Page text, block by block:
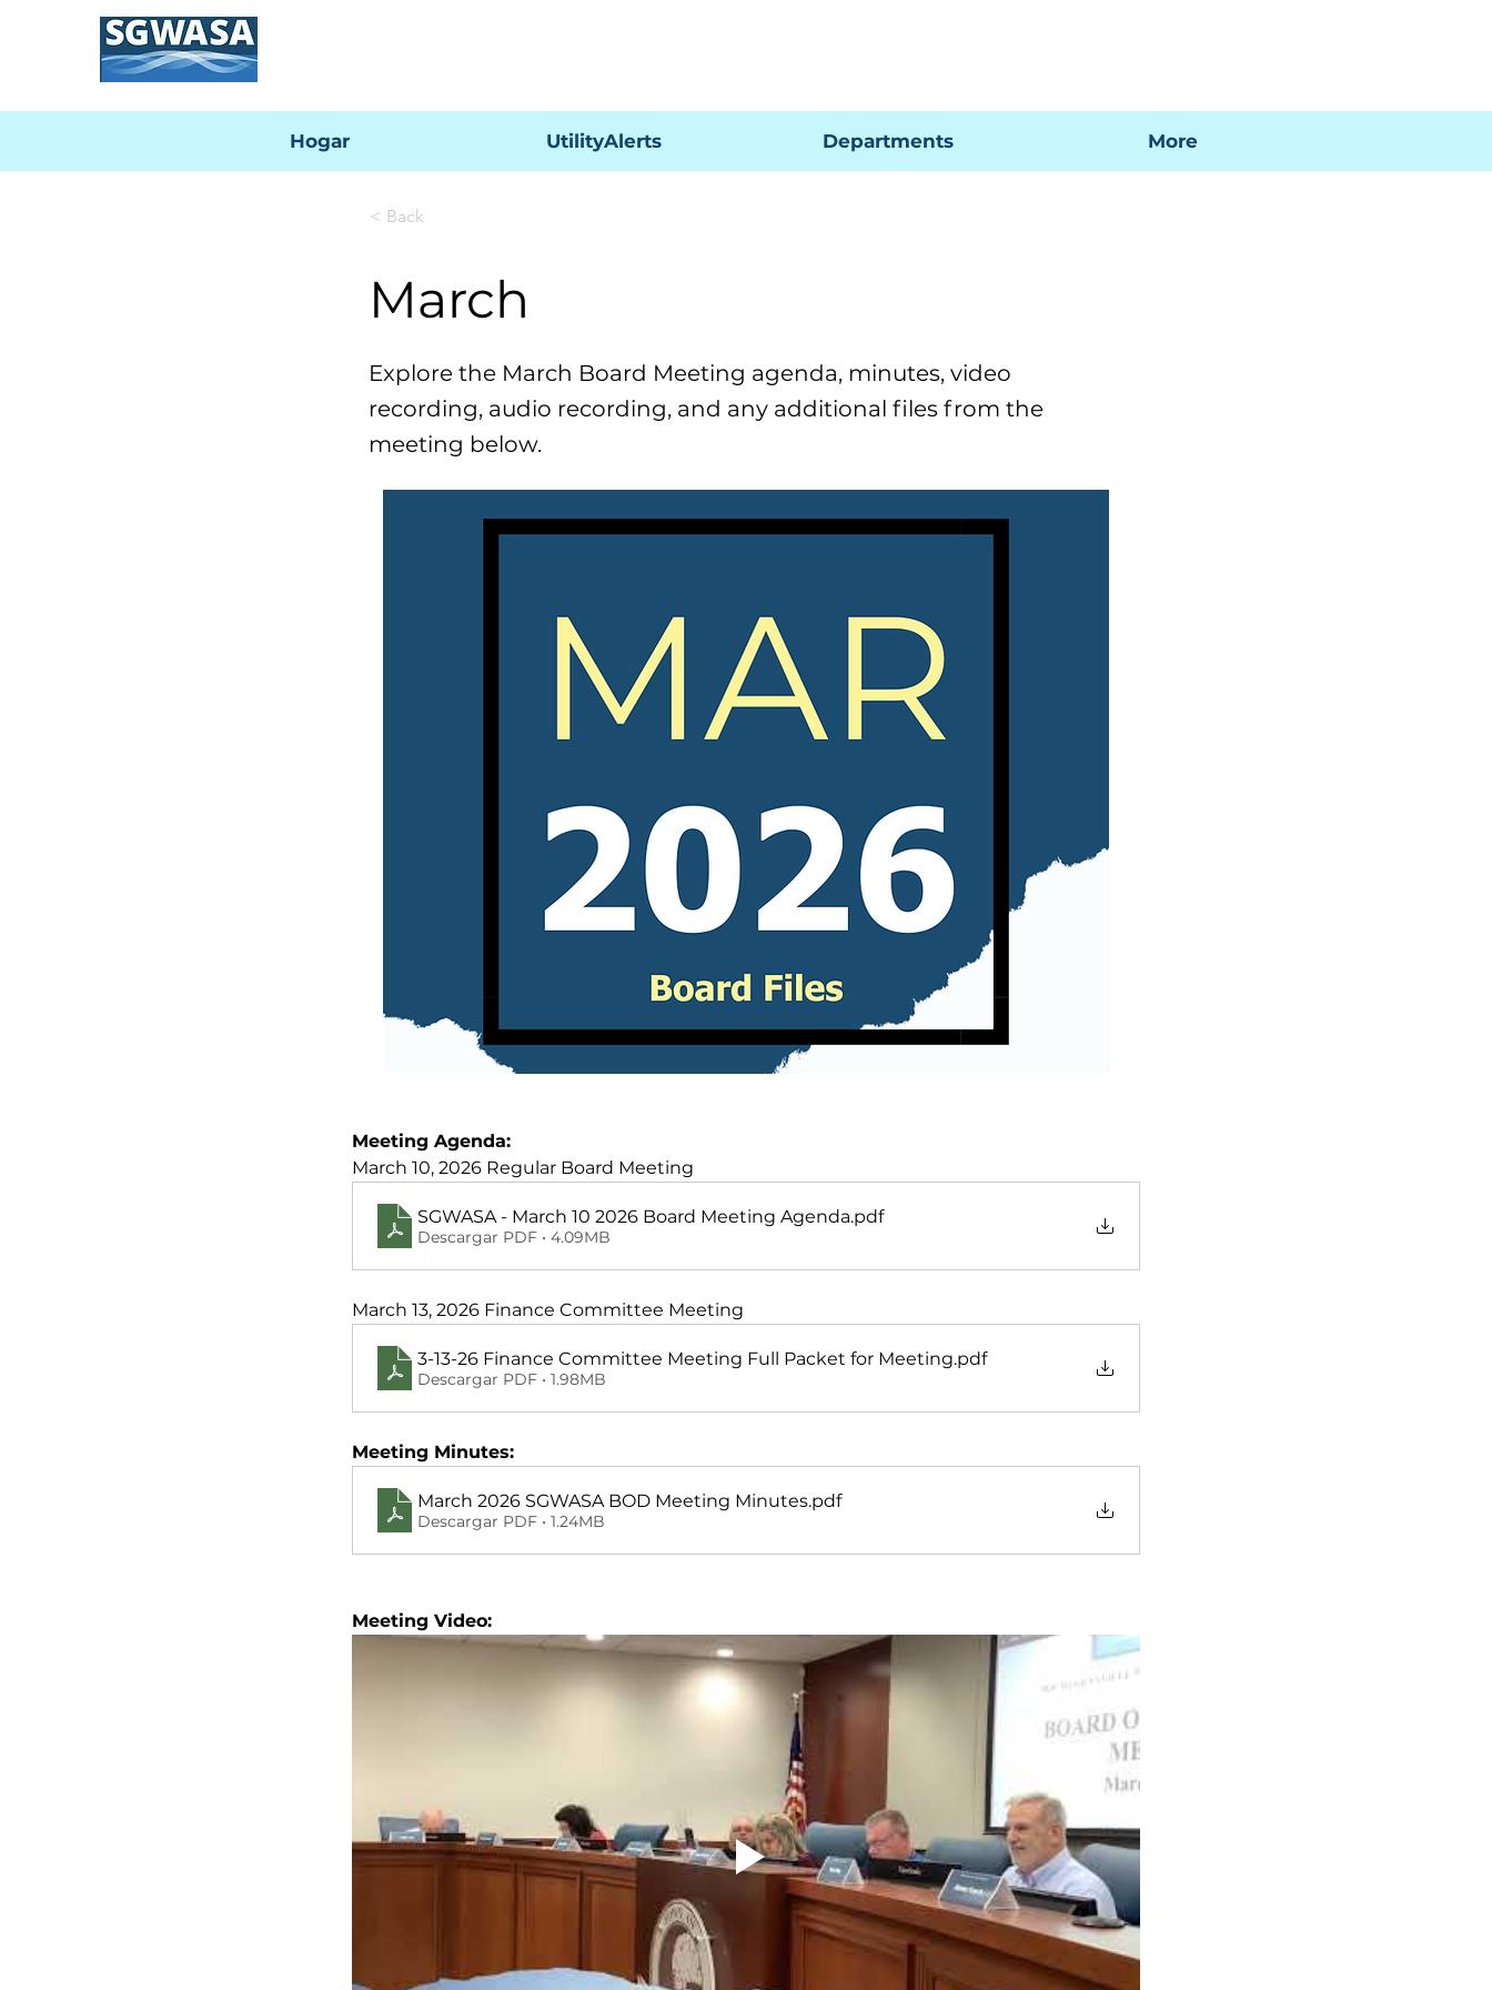
Hogar UtilityAlerts Departments More
< Back
March
Explore the March Board Meeting agenda, minutes, video
recording, audio recording, and any additional files from the
meeting below.
Meeting Agenda:
March 10, 2026 Regular Board Meeting
SGWASA - March 10 2026 Board Meeting Agenda.pdf
Descargar PDF • 4.09MB
March 13, 2026 Finance Committee Meeting
3-13-26 Finance Committee Meeting Full Packet for Meeting.pdf
Descargar PDF • 1.98MB
Meeting Minutes:
March 2026 SGWASA BOD Meeting Minutes.pdf
Descargar PDF • 1.24MB
Meeting Video: